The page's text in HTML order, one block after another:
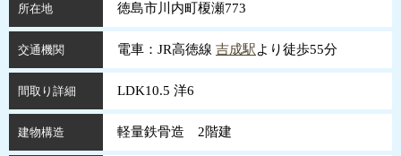
所在地 徳島市川内町榎瀬773
交通機関 電車：JR高徳線 吉成駅より徒歩55分
間取り詳細 LDK10.5 洋6
建物構造 軽量鉄骨造 2階建